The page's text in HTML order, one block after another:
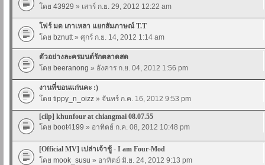
โดย 43929 » เสาร์ ก.ย. 29, 2012 12:22 am
โฟร์ มด เกาเหลา แยกสัมภาษณ์ T.T
โดย bznutt» ศุกร์ ก.ย. 14, 2012 1:14 am
ตัวอย่างละครมนต์รักตลาดสด
โดย beeranong » อังคาร ก.ย. 04, 2012 1:56 pm
งานที่ขอนแก่นคะ :)
โดย tippy_n_oizz » จันทร์ ก.ค. 16, 2012 9:53 pm
[cilp] khunfour at chiangmai 08.07.55
โดย boot4199 » อาทิตย์ ก.ค. 08, 2012 10:48 pm
[Official MV] เปล่าเจ้าชู้ - I am Four-Mod
โดย mook_susu » อาทิตย์ มิ.ย. 24, 2012 9:13 pm